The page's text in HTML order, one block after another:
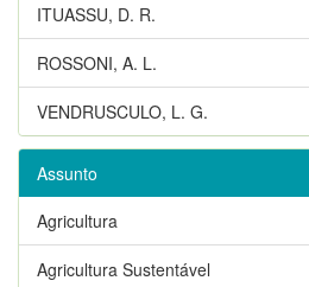
ITUASSU, D. R.
ROSSONI, A. L.
VENDRUSCULO, L. G.
Assunto
Agricultura
Agricultura Sustentável